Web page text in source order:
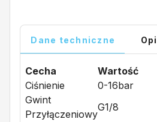
Dane techniczne
Cecha
Wartość
Ciśnienie
0-16bar
Gwint
Przyłączeniowy
G1/8